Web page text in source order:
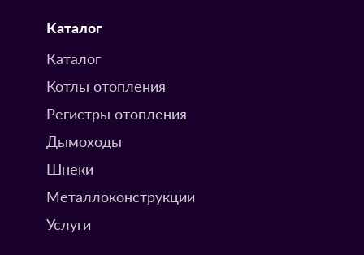
Каталог
Каталог
Котлы отопления
Регистры отопления
Дымоходы
Шнеки
Металлоконструкции
Услуги